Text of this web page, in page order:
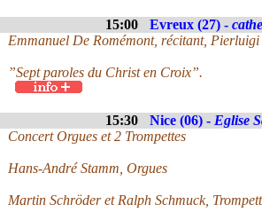
15:00 Evreux (27) -
Emmanuel De Romémont, récitant,
”Sept paroles du Christ en Croix”.
15:30 Nice (06) - Eglise
Concert Orgues et 2 Trompettes
Hans-André Stamm, Orgues
Martin Schröder et Ralph Schmuck,